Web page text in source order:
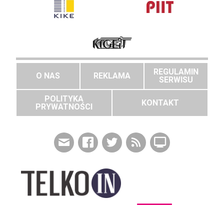
O NAS REKLAMA
REGULAMIN
SERWISU
POLITYKA
PRYWATNOŚCI
KONTAKT